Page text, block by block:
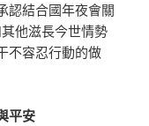
認結合國年夜會關
他滋長今世情勢
不容忍行動的做
平安